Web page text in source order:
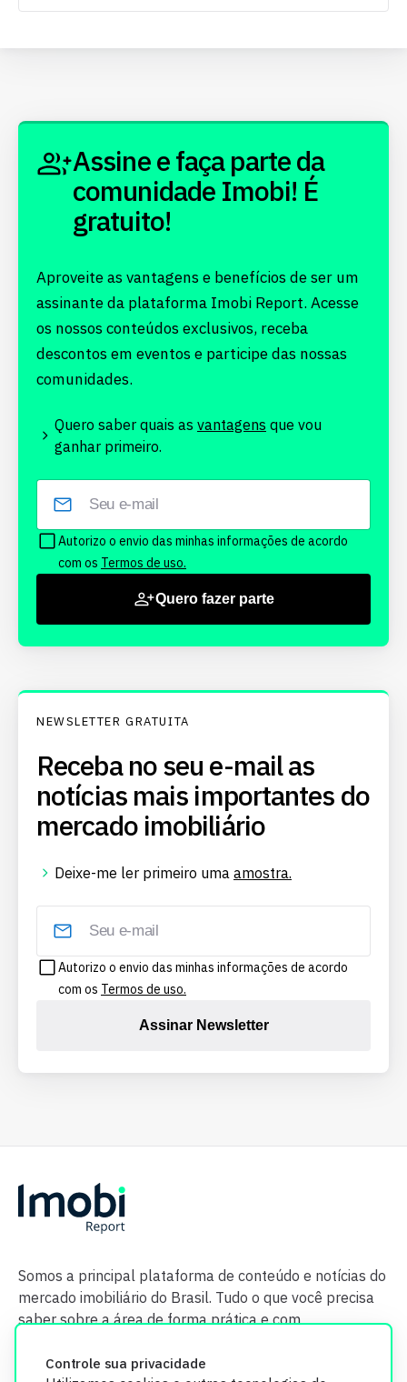
Controle sua privacidade
Assine e faça parte da
comunidade Imobi! É
gratuito!
Aproveite as vantagens e benefícios de ser um
assinante da plataforma Imobi Report. Acesse
os nossos conteúdos exclusivos, receba
descontos em eventos e participe das nossas
comunidades.
Quero saber quais as vantagens que vou
ganhar primeiro.
Autorizo o envio das minhas informações de acordo
com os Termos de uso.
Quero fazer parte
NEWSLETTER GRATUITA
Receba no seu e-mail as
notícias mais importantes do
mercado imobiliário
Deixe-me ler primeiro uma amostra.
Autorizo o envio das minhas informações de acordo
com os Termos de uso.
Assinar Newsletter
Somos a principal plataforma de conteúdo e notícias do
mercado imobiliário do Brasil. Tudo o que você precisa
saber sobre a área de forma prática e com